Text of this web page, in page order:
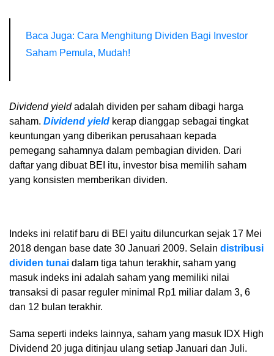
Baca Juga: Cara Menghitung Dividen Bagi Investor
Saham Pemula, Mudah!
Dividend yieldadalah dividen per saham dibagi harga
saham. Dividend yield kerap dianggap sebagai tingkat
keuntungan yang diberikan perusahaan kepada
pemegang sahamnya dalam pembagian dividen. Dari
daftar yang dibuat BEI itu, investor bisa memilih saham
yang konsisten memberikan dividen.
Indeks ini relatif baru di BEI yaitu diluncurkan sejak 17 Mei
2018 dengan base date 30 Januari 2009. Selain distribusi
dividen tunai dalam tiga tahun terakhir, saham yang
masuk indeks ini adalah saham yang memiliki nilai
transaksi di pasar reguler minimal Rp1 miliar dalam 3, 6
dan 12 bulan terakhir.
Sama seperti indeks lainnya, saham yang masuk IDX High
Dividend 20 juga ditinjau ulang setiap Januari dan Juli.